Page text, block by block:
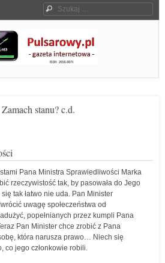
Szukaj
Zamach stanu? c.d.
Pana Ministra Sprawiedliwości Marka
rzeczywistość tak, by pasowała do Jego
tak łatwo nie uda. Pan Minister
uwagę społeczeństwa od
popełnianych przez kumpli Pana
Pan Minister chce zrobić z Pana
która narusza prawo… Niech się
co jego członkowie robili.